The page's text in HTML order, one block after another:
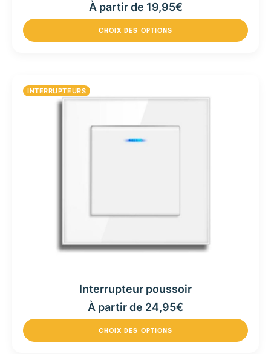
À partir de 19,95€
CHOIX DES OPTIONS
INTERRUPTEURS
Interrupteur poussoir
À partir de 24,95€
CHOIX DES OPTIONS